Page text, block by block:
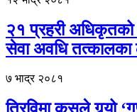
२१ प्रहरी अधिकृतको
सेवा अवधि तत्कालका
७ भाद्र २०८१